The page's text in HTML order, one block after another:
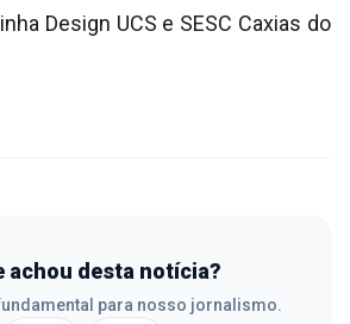
Design UCS e SESC Caxias do
achou desta notícia?
para nosso jornalismo.